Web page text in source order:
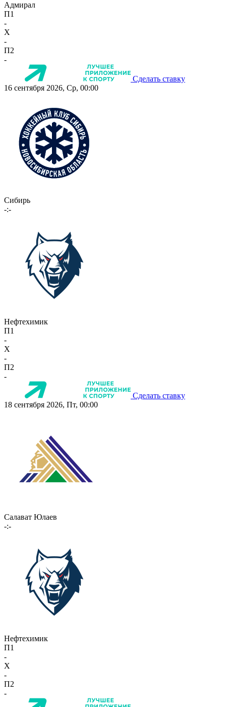
Адмирал
П1
-
X
-
П2
-
Сделать ставку
16 сентября 2026, Ср, 00:00
Сибирь
-:-
Нефтехимик
П1
-
X
-
П2
-
Сделать ставку
18 сентября 2026, Пт, 00:00
Салават Юлаев
-:-
Нефтехимик
П1
-
X
-
П2
-